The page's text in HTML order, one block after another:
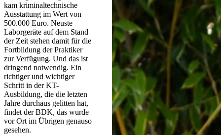
kam kriminaltechnische
Ausstattung im Wert von
500.000 Euro. Neuste
Laborgeräte auf dem Stand
der Zeit stehen damit für die
Fortbildung der Praktiker
zur Verfügung. Und das ist
dringend notwendig. Ein
richtiger und wichtiger
Schritt in der KT-
Ausbildung, die die letzten
Jahre durchaus gelitten hat,
findet der BDK, das wurde
vor Ort im Übrigen genauso
gesehen.